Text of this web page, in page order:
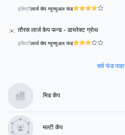
इक्विटीलार्ज कॅप म्युच्युअल फंड
तौरस लार्ज केप फन्ड - डायरेक्ट ग्रोथ
इक्विटीलार्ज कॅप म्युच्युअल फंड
सर्व फंड पाहा
मिड कॅप
मल्टी कॅप